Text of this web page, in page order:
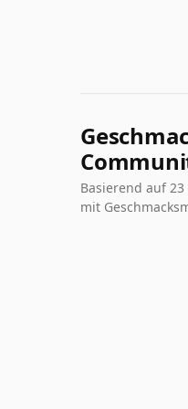
Basierend auf
mit